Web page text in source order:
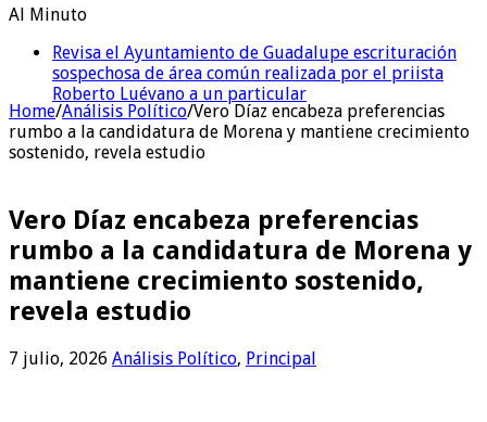
Al Minuto
Revisa el Ayuntamiento de Guadalupe escrituración
sospechosa de área común realizada por el priista
Roberto Luévano a un particular
Home/Análisis Político/Vero Díaz encabeza preferencias
rumbo a la candidatura de Morena y mantiene crecimiento
sostenido, revela estudio
Vero Díaz encabeza preferencias
rumbo a la candidatura de Morena y
mantiene crecimiento sostenido,
revela estudio
7 julio, 2026 Análisis Político, Principal